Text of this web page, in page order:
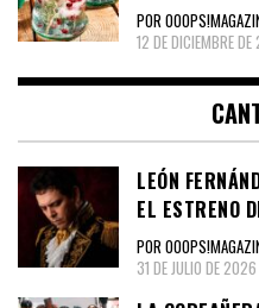
POR
12 DE DICIEMBRE
LEÓN
EL ESTRENO
POR
31 DE JULIO DE 2026